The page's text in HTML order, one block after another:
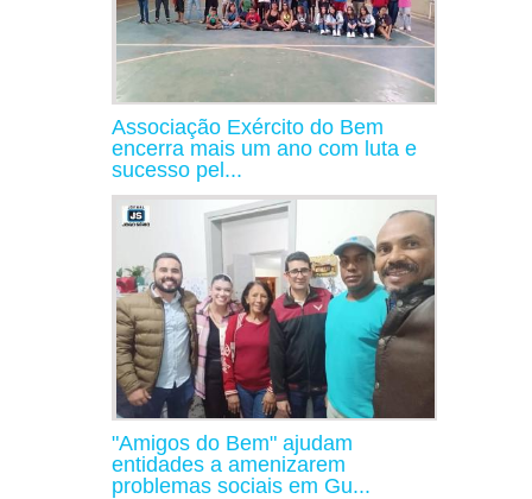
Associação Exército do Bem
encerra mais um ano com luta e
sucesso pel...
"Amigos do Bem" ajudam
entidades a amenizarem
problemas sociais em Gu...